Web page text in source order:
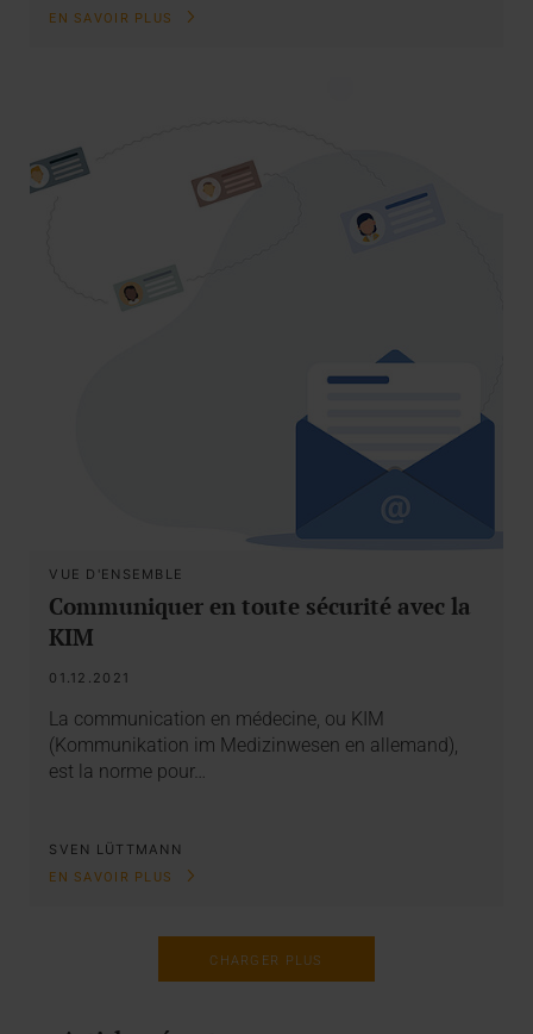
EN SAVOIR PLUS
VUE D'ENSEMBLE
Communiquer en toute sécurité avec la
KIM
01.12.2021
La communication en médecine, ou KIM
(Kommunikation im Medizinwesen en allemand),
est la norme pour…
SVEN LÜTTMANN
EN SAVOIR PLUS
CHARGER PLUS